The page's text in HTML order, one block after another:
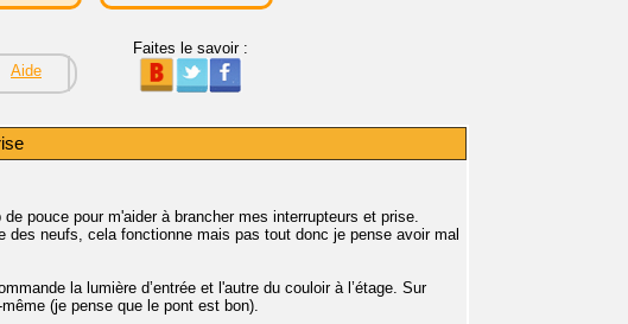
Aide
Faites le savoir :
pouce pour m'aider à brancher mes interrupteurs et prise.
des neufs, cela fonctionne mais pas tout donc je pense avoir mal
la lumière d’entrée et l'autre du couloir à l’étage. Sur
(je pense que le pont est bon).